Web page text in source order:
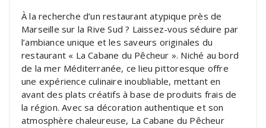
À la recherche d’un restaurant atypique près de
Marseille sur la Rive Sud ? Laissez-vous séduire par
l’ambiance unique et les saveurs originales du
restaurant « La Cabane du Pêcheur ». Niché au bord
de la mer Méditerranée, ce lieu pittoresque offre
une expérience culinaire inoubliable, mettant en
avant des plats créatifs à base de produits frais de
la région. Avec sa décoration authentique et son
atmosphère chaleureuse, La Cabane du Pêcheur